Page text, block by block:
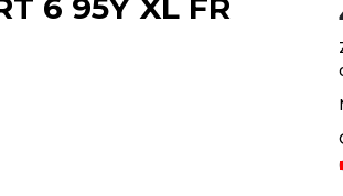
6 95Y XL FR